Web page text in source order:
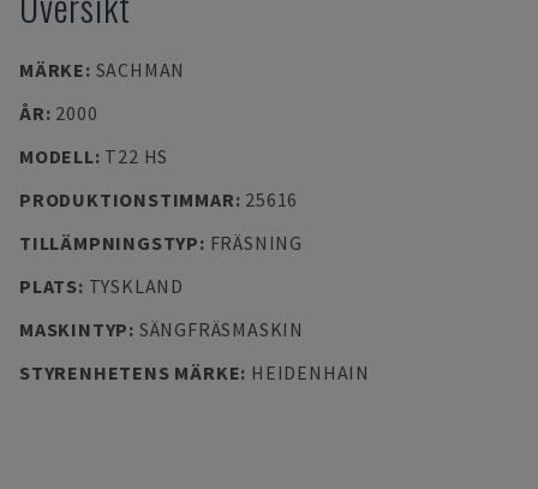
MÄRKE: SACHMAN
ÅR: 2000
MODELL: T22 HS
PRODUKTIONSTIMMAR: 25616
TILLÄMPNINGSTYP: FRÄSNING
PLATS: TYSKLAND
MASKINTYP: SÄNGFRÄSMASKIN
STYRENHETENS MÄRKE: HEIDENHAIN